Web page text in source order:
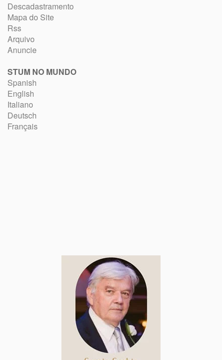
Descadastramento
Mapa do Site
Rss
Arquivo
Anuncie
STUM NO MUNDO
Spanish
English
Italiano
Deutsch
Français